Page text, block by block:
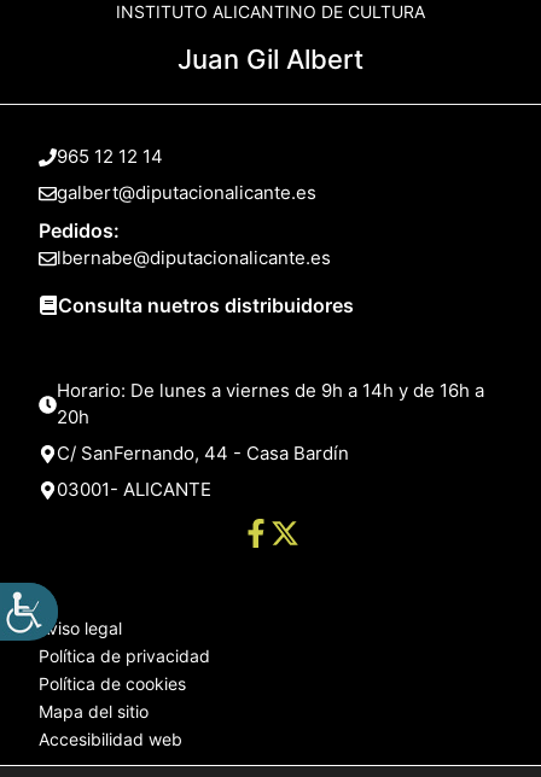
INSTITUTO ALICANTINO DE CULTURA
Juan Gil Albert
965 12 12 14
galbert@diputacionalicante.es
Pedidos:
lbernabe@diputacionalicante.es
Consulta nuetros distribuidores
Horario: De lunes a viernes de 9h a 14h y de 16h a
20h
C/ SanFernando, 44 - Casa Bardín
03001- ALICANTE
Aviso legal
Política de privacidad
Política de cookies
Mapa del sitio
Accesibilidad web